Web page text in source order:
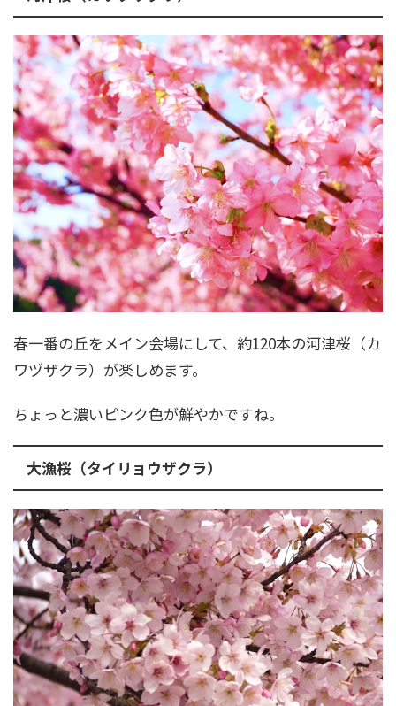
春一番の丘をメイン会場にして、約120本の河津桜（カ
ワヅザクラ）が楽しめます。
ちょっと濃いピンク色が鮮やかですね。
大漁桜（タイリョウザクラ）